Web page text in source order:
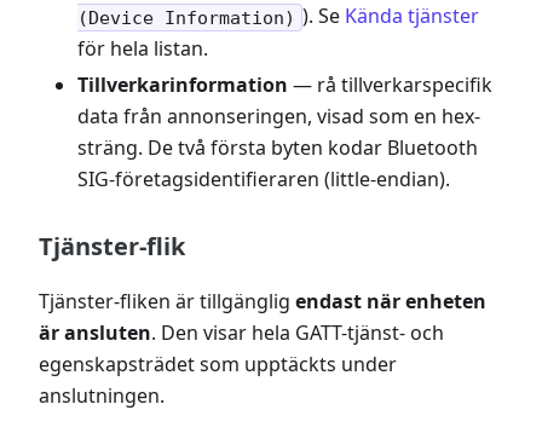
(Device Information) ). Se Kända tjänster
för hela listan.
Tillverkarinformation — rå tillverkarspecifik
data från annonseringen, visad som en hex-
sträng. De två första byten kodar Bluetooth
SIG-företagsidentifieraren (little-endian).
Tjänster-flik
Tjänster-fliken är tillgänglig endast när enheten
är ansluten. Den visar hela GATT-tjänst- och
egenskapsträdet som upptäckts under
anslutningen.